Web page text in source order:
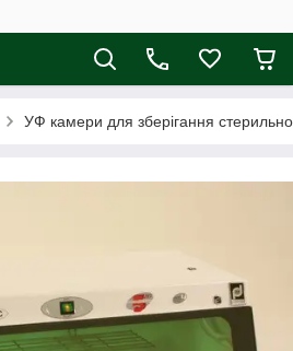
УФ камери для зберігання